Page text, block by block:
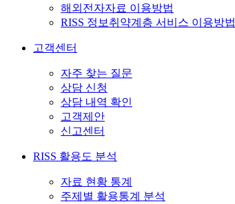
해외전자자료 이용방법
RISS 정보취약계층 서비스 이용방법
고객센터
자주 찾는 질문
상담 신청
상담 내역 확인
고객제안
신고센터
RISS 활용도 분석
자료 현황 통계
주제별 활용통계 분석